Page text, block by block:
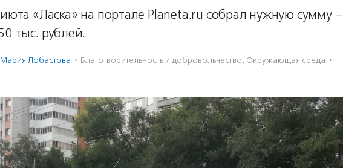
«Ласка» на портале Planeta.ru собрал нужную сумму –
тыс. рублей.
Мария Лобастова · Благотвори­тель­ность и доброволь­чест­во, Окружающая среда ·